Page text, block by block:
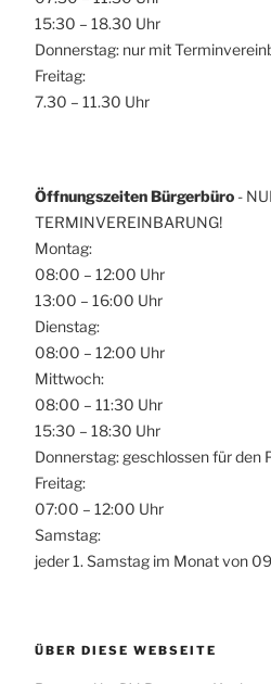
15:30 – 18.30 Uhr
Donnerstag: nur mit
Freitag:
7.30 – 11.30 Uhr
Öffnungszeiten Bürgerbüro -
TERMINVEREINBARUNG!
Montag:
08:00 – 12:00 Uhr
13:00 – 16:00 Uhr
Dienstag:
08:00 – 12:00 Uhr
Mittwoch:
08:00 – 11:30 Uhr
15:30 – 18:30 Uhr
Donnerstag: geschlossen für den
Freitag:
07:00 – 12:00 Uhr
Samstag:
jeder 1. Samstag im Monat von
ÜBER DIESE WEBSEITE